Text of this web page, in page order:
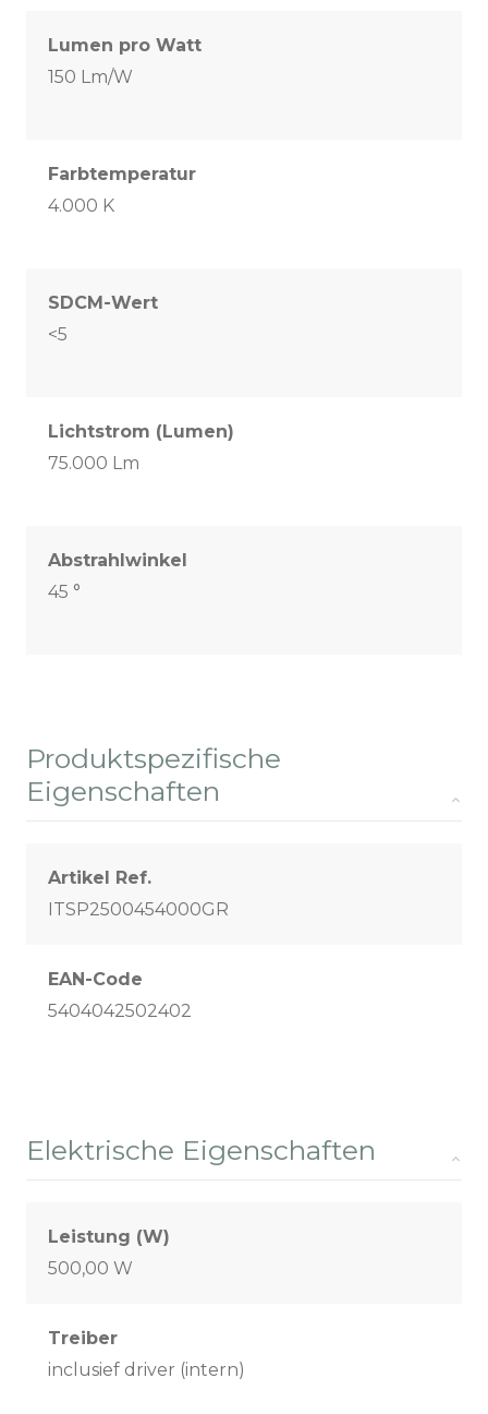
Lumen pro Watt
150 Lm/W
Farbtemperatur
4.000 K
SDCM-Wert
<5
Lichtstrom (Lumen)
75.000 Lm
Abstrahlwinkel
45 °
Produktspezifische
Eigenschaften
Artikel Ref.
ITSP2500454000GR
EAN-Code
5404042502402
Elektrische Eigenschaften
Leistung (W)
500,00 W
Treiber
inclusief driver (intern)